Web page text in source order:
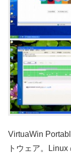
VirtuaWin
トウェア。